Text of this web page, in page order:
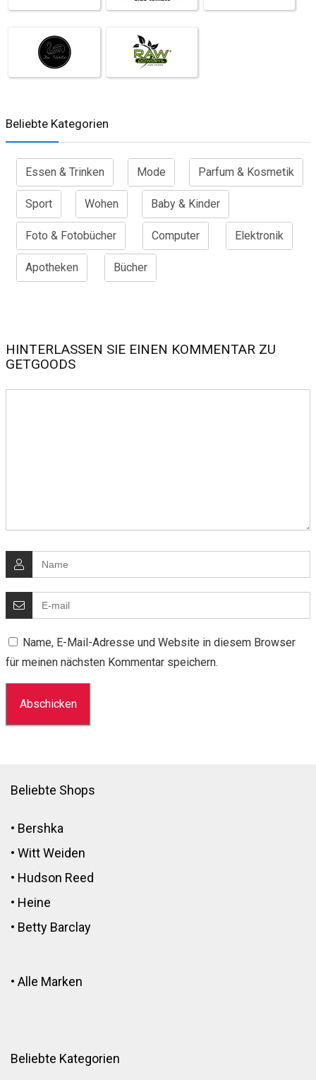
Beliebte Kategorien
Essen & Trinken Mode Parfum & Kosmetik
Sport Wohen Baby & Kinder
Foto & Fotobücher Computer Elektronik
Apotheken Bücher
HINTERLASSEN SIE EINEN KOMMENTAR ZU
GETGOODS
Name, E-Mail-Adresse und Website in diesem Browser
für meinen nächsten Kommentar speichern.
Beliebte Shops
• Bershka
• Witt Weiden
• Hudson Reed
• Heine
• Betty Barclay
• Alle Marken
Beliebte Kategorien